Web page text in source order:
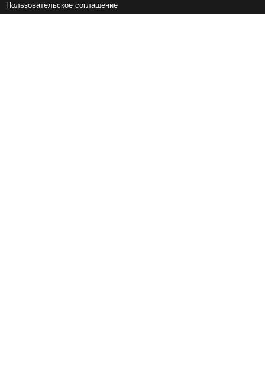
Пользовательское соглашение